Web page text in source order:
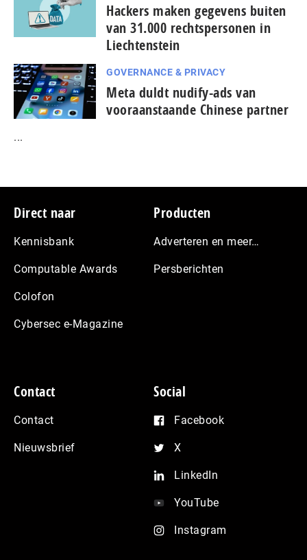
Hackers maken gegevens buiten
van 31.000 rechtspersonen in
Liechtenstein
GOVERNANCE & PRIVACY
Meta duldt nudify-ads van
vooraanstaande Chinese partner
...
Footer
Direct naar
Kennisbank
Computable Awards
Colofon
Cybersec e-Magazine
Producten
Adverteren en meer…
Persberichten
Contact
Contact
Nieuwsbrief
Social
Facebook
X
LinkedIn
YouTube
Instagram